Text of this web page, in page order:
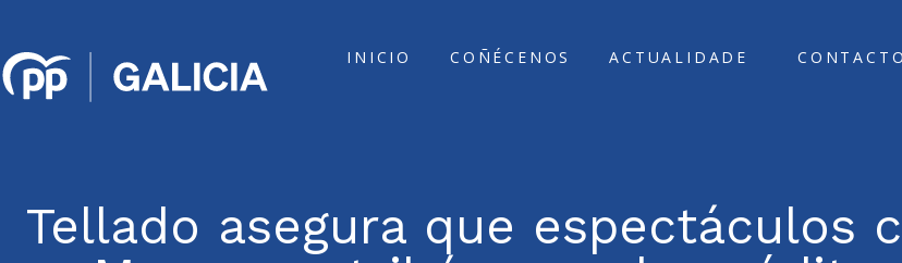
INICIO COÑÉCENOS ACTUALIDADE CONTACTO
Tellado asegura que espectáculos